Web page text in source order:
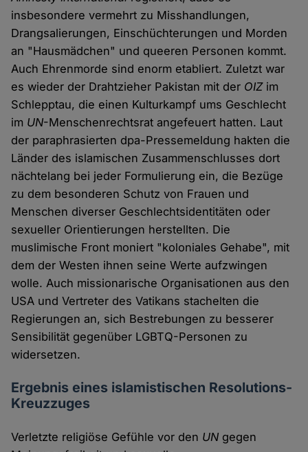
insbesondere vermehrt zu Misshandlungen,
Drangsalierungen, Einschüchterungen und Morden
an "Hausmädchen" und queeren Personen kommt.
Auch Ehrenmorde sind enorm etabliert. Zuletzt war
es wieder der Drahtzieher Pakistan mit der OIZim
Schlepptau, die einen Kulturkampf ums Geschlecht
im UN-Menschenrechtsrat angefeuert hatten. Laut
der paraphrasierten dpa-Pressemeldung hakten die
Länder des islamischen Zusammenschlusses dort
nächtelang bei jeder Formulierung ein, die Bezüge
zu dem besonderen Schutz von Frauen und
Menschen diverser Geschlechtsidentitäten oder
sexueller Orientierungen herstellten. Die
muslimische Front moniert "koloniales Gehabe", mit
dem der Westen ihnen seine Werte aufzwingen
wolle. Auch missionarische Organisationen aus den
USA und Vertreter des Vatikans stachelten die
Regierungen an, sich Bestrebungen zu besserer
Sensibilität gegenüber LGBTQ-Personen zu
widersetzen.
Ergebnis eines islamistischen Resolutions-
Kreuzzuges
Verletzte religiöse Gefühle vor den UN gegen